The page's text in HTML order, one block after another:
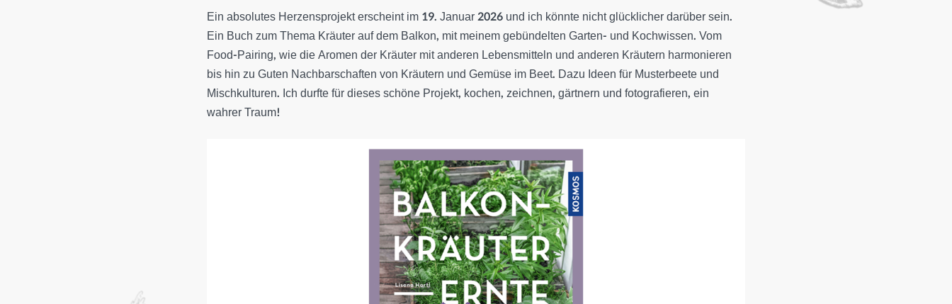
Ein absolutes Herzensprojekt erscheint im 19. Januar 2026 und ich könnte nicht glücklicher darüber sein.
Ein Buch zum Thema Kräuter auf dem Balkon, mit meinem gebündelten Garten- und Kochwissen. Vom
Food-Pairing, wie die Aromen der Kräuter mit anderen Lebensmitteln und anderen Kräutern harmonieren
bis hin zu Guten Nachbarschaften von Kräutern und Gemüse im Beet. Dazu Ideen für Musterbeete und
Mischkulturen. Ich durfte für dieses schöne Projekt, kochen, zeichnen, gärtnern und fotografieren, ein
wahrer Traum!